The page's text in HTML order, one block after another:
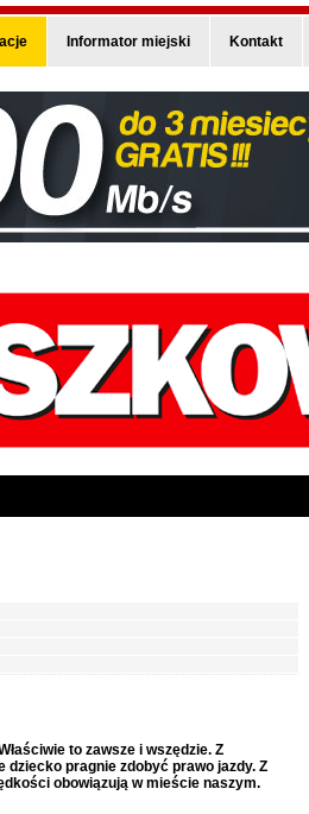
Informator miejski Kontakt
to zawsze i wszędzie. Z
pragnie zdobyć prawo jazdy. Z
obowiązują w mieście naszym.